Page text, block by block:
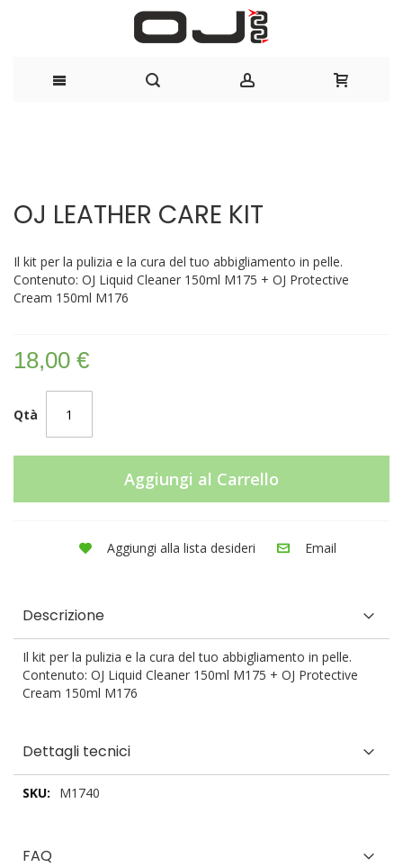
fine
di
immagini
della
immagini
OJ LEATHER CARE KIT
Il kit per la pulizia e la cura del tuo abbigliamento in pelle.
Contenuto: OJ Liquid Cleaner 150ml M175 + OJ Protective
Cream 150ml M176
18,00 €
Qtà
Aggiungi al Carrello
Aggiungi alla lista desideri Email
Descrizione
Il kit per la pulizia e la cura del tuo abbigliamento in pelle.
Contenuto: OJ Liquid Cleaner 150ml M175 + OJ Protective
Cream 150ml M176
Dettagli tecnici
DettagliM1740
FAQ